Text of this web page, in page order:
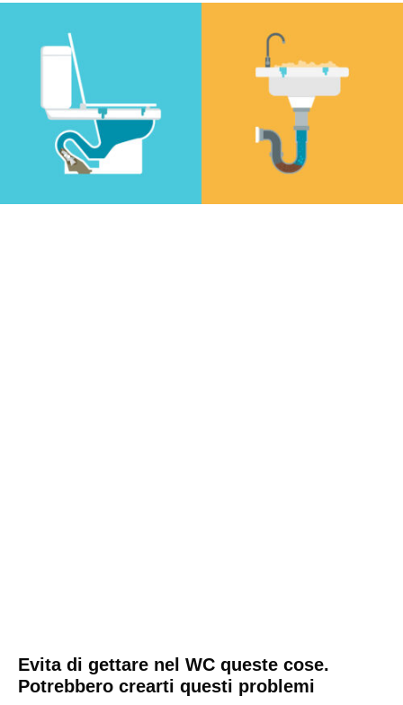
Evita di gettare nel WC queste cose.
Potrebbero crearti questi problemi